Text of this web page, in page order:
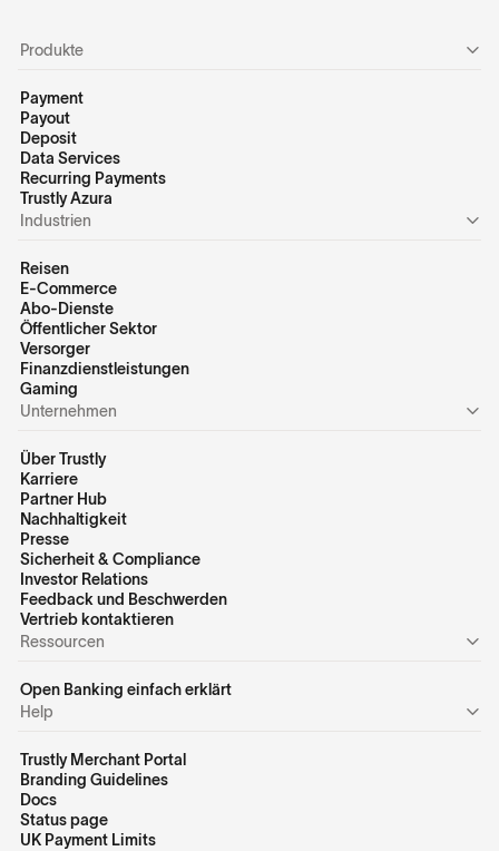
Produkte
Payment
Payout
Deposit
Data Services
Recurring Payments
Trustly Azura
Industrien
Reisen
E-Commerce
Abo-Dienste
Öffentlicher Sektor
Versorger
Finanzdienstleistungen
Gaming
Unternehmen
Über Trustly
Karriere
Partner Hub
Nachhaltigkeit
Presse
Sicherheit & Compliance
Investor Relations
Feedback und Beschwerden
Vertrieb kontaktieren
Ressourcen
Open Banking einfach erklärt
Help
Trustly Merchant Portal
Branding Guidelines
Docs
Status page
UK Payment Limits